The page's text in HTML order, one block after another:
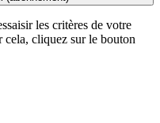
les critères de votre
cela, cliquez sur le bouton